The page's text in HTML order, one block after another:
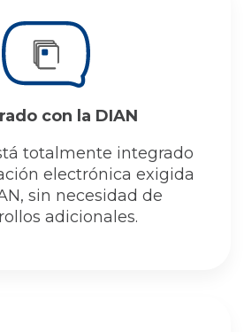
con la DIAN
totalmente integrado
electrónica exigida
sin necesidad de
adicionales.